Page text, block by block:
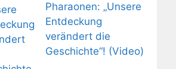
Pharaonen: „Unsere
Entdeckung
verändert die
Geschichte“! (Video)